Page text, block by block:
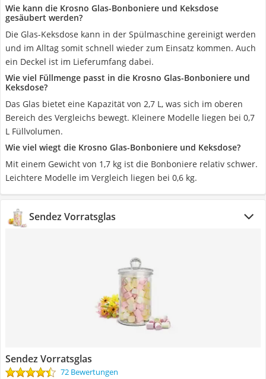
Wie kann die Krosno Glas-Bonboniere und Keksdose
gesäubert werden?
Die Glas-Keksdose kann in der Spülmaschine gereinigt werden
und im Alltag somit schnell wieder zum Einsatz kommen. Auch
ein Deckel ist im Lieferumfang dabei.
Wie viel Füllmenge passt in die Krosno Glas-Bonboniere und
Keksdose?
Das Glas bietet eine Kapazität von 2,7 L, was sich im oberen
Bereich des Vergleichs bewegt. Kleinere Modelle liegen bei 0,7
L Füllvolumen.
Wie viel wiegt die Krosno Glas-Bonboniere und Keksdose?
Mit einem Gewicht von 1,7 kg ist die Bonboniere relativ schwer.
Leichtere Modelle im Vergleich liegen bei 0,6 kg.
Sendez Vorratsglas
Sendez Vorratsglas
72 Bewertungen